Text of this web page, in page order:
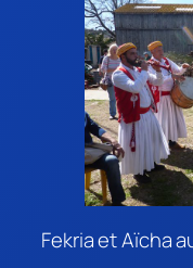
Fekria et Aïcha